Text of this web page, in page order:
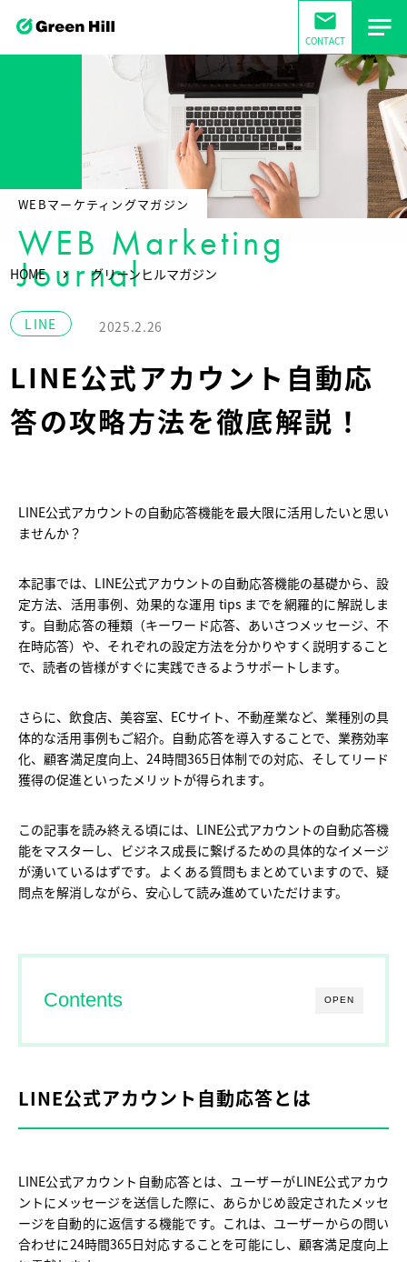
mail
CONTACT
WEBマーケティングマガジン
WEB Marketing
Journal
HOME グリーンヒルマガジン
LINE 2025.2.26
LINE公式アカウント自動応
答の攻略方法を徹底解説！
LINE公式アカウントの自動応答機能を最大限に活用したいと思い
ませんか？
本記事では、LINE公式アカウントの自動応答機能の基礎から、設
定方法、活用事例、効果的な運用 tips までを網羅的に解説しま
す。自動応答の種類（キーワード応答、あいさつメッセージ、不
在時応答）や、それぞれの設定方法を分かりやすく説明すること
で、読者の皆様がすぐに実践できるようサポートします。
さらに、飲食店、美容室、ECサイト、不動産業など、業種別の具
体的な活用事例もご紹介。自動応答を導入することで、業務効率
化、顧客満足度向上、24時間365日体制での対応、そしてリード
獲得の促進といったメリットが得られます。
この記事を読み終える頃には、LINE公式アカウントの自動応答機
能をマスターし、ビジネス成長に繋げるための具体的なイメージ
が湧いているはずです。よくある質問もまとめていますので、疑
問点を解消しながら、安心して読み進めていただけます。
OPEN
Contents
LINE公式アカウント自動応答とは
LINE公式アカウント自動応答とは、ユーザーがLINE公式アカウ
ントにメッセージを送信した際に、あらかじめ設定されたメッセ
ージを自動的に返信する機能です。これは、ユーザーからの問い
合わせに24時間365日対応することを可能にし、顧客満足度向上